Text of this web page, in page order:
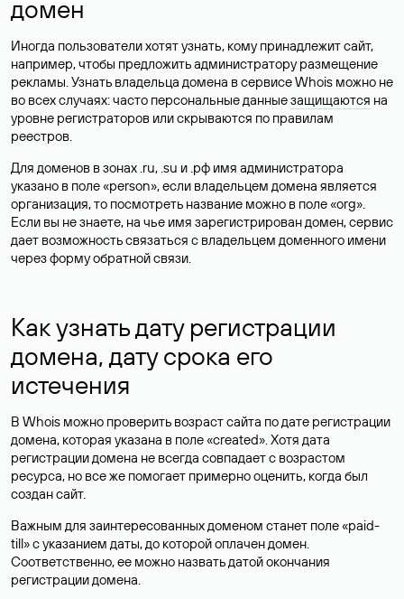
домен
Иногда пользователи хотят узнать, кому принадлежит сайт,
например, чтобы предложить администратору размещение
рекламы. Узнать владельца домена в сервисе Whois можно не
во всех случаях: часто персональные данныезащищаются на
уровне регистраторов или скрываются по правилам
реестров.
Для доменов в зонах .ru, .su и .рф имя администратора
указано в поле «person», если владельцем домена является
организация, то посмотреть название можно в поле «org».
Если вы не знаете, на чье имя зарегистрирован домен, сервис
дает возможность связаться с владельцем доменного имени
через форму обратной связи.
Как узнать дату регистрации
домена, дату срока его
истечения
В Whois можно проверить возраст сайта по дате регистрации
домена, которая указана в поле «created». Хотя дата
регистрации домена не всегда совпадает с возрастом
ресурса, но все же помогает примерно оценить, когда был
создан сайт.
Важным для заинтересованных доменом станет поле «paid-
till» с указанием даты, до которой оплачен домен.
Соответственно, ее можно назвать датой окончания
регистрации домена.